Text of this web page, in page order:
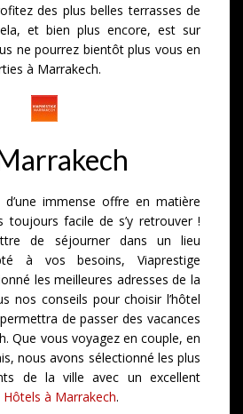
des plus belles terrasses de
et bien plus encore, est sur
ne pourrez bientôt plus vous en
à Marrakech.
d’une immense offre en matière
toujours facile de s’y retrouver !
de séjourner dans un lieu
à vos besoins, Viaprestige
les meilleures adresses de la
nos conseils pour choisir l’hôtel
de passer des vacances
Que vous voyagez en couple, en
nous avons sélectionné les plus
de la ville avec un excellent
Hôtels à Marrakech.